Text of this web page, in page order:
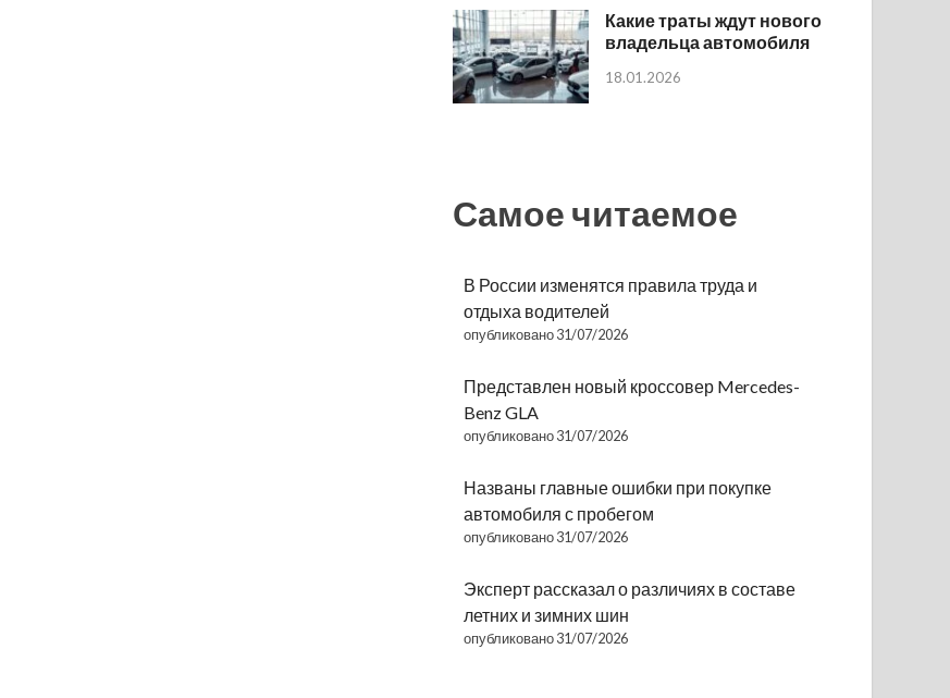
Какие траты ждут нового
владельца автомобиля
18.01.2026
Самое читаемое
В России изменятся правила труда и
отдыха водителей
опубликовано 31/07/2026
Представлен новый кроссовер Mercedes-
Benz GLA
опубликовано 31/07/2026
Названы главные ошибки при покупке
автомобиля с пробегом
опубликовано 31/07/2026
Эксперт рассказал о различиях в составе
летних и зимних шин
опубликовано 31/07/2026